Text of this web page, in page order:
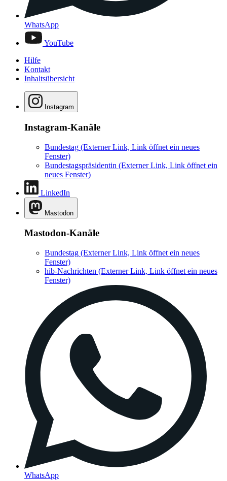
WhatsApp
YouTube
Hilfe
Kontakt
Inhaltsübersicht
Instagram
Instagram-Kanäle
Bundestag (Externer Link, Link öffnet ein neues
Fenster)
Bundestagspräsidentin (Externer Link, Link öffnet ein
neues Fenster)
LinkedIn
Mastodon
Mastodon-Kanäle
Bundestag (Externer Link, Link öffnet ein neues
Fenster)
hib-Nachrichten (Externer Link, Link öffnet ein neues
Fenster)
WhatsApp